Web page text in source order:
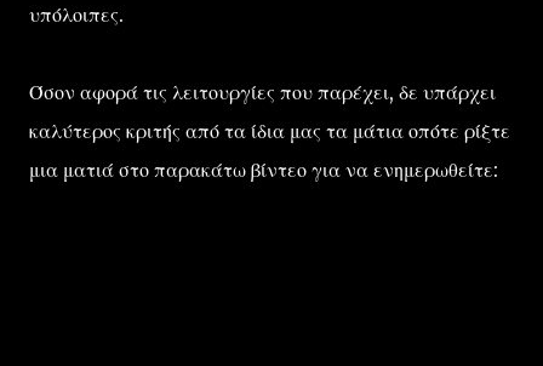
υπόλοιπες.
Όσον αφορά τις λειτουργίες που παρέχει, δε υπάρχει
καλύτερος κριτής από τα ίδια μας τα μάτια οπότε ρίξτε
μια ματιά στο παρακάτω βίντεο για να ενημερωθείτε: